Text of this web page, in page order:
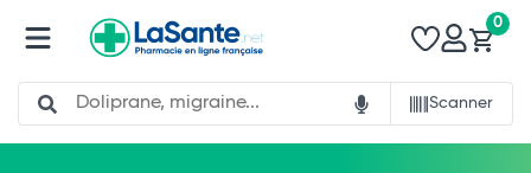
Search
Scanner
0